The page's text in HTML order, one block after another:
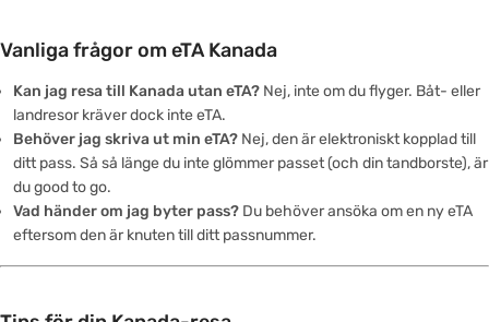
Vanliga frågor om eTA Kanada
Kan jag resa till Kanada utan eTA? Nej, inte om du flyger. Båt- eller
landresor kräver dock inte eTA.
Behöver jag skriva ut min eTA? Nej, den är elektroniskt kopplad till
ditt pass. Så så länge du inte glömmer passet (och din tandborste), är
du good to go.
Vad händer om jag byter pass? Du behöver ansöka om en ny eTA
eftersom den är knuten till ditt passnummer.